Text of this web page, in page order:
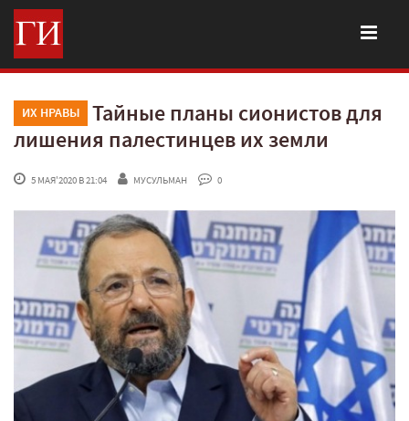
ИХ НРАВЫ
Тайные планы сионистов для
лишения палестинцев их земли
5 МАЯ'2020 В 21:04 МУСУЛЬМАН 0